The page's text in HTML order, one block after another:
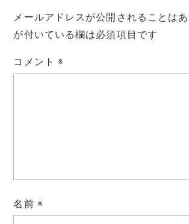
メールアドレスが公開されることはあ
が付いている欄は必須項目です
コメント※
名前 ※